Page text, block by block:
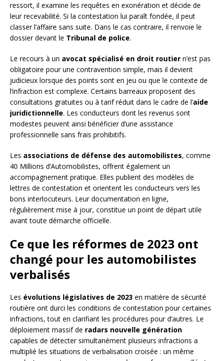
ressort, il examine les requêtes en exonération et décide de
leur recevabilité. Si la contestation lui paraît fondée, il peut
classer l’affaire sans suite. Dans le cas contraire, il renvoie le
dossier devant le Tribunal de police.
Le recours à un avocat spécialisé en droit routier n’est pas
obligatoire pour une contravention simple, mais il devient
judicieux lorsque des points sont en jeu ou que le contexte de
l’infraction est complexe. Certains barreaux proposent des
consultations gratuites ou à tarif réduit dans le cadre de l’aide
juridictionnelle. Les conducteurs dont les revenus sont
modestes peuvent ainsi bénéficier d’une assistance
professionnelle sans frais prohibitifs.
Les associations de défense des automobilistes, comme
40 Millions d’Automobilistes, offrent également un
accompagnement pratique. Elles publient des modèles de
lettres de contestation et orientent les conducteurs vers les
bons interlocuteurs. Leur documentation en ligne,
régulièrement mise à jour, constitue un point de départ utile
avant toute démarche officielle.
Ce que les réformes de 2023 ont
changé pour les automobilistes
verbalisés
Les évolutions législatives de 2023 en matière de sécurité
routière ont durci les conditions de contestation pour certaines
infractions, tout en clarifiant les procédures pour d’autres. Le
déploiement massif de radars nouvelle génération
capables de détecter simultanément plusieurs infractions a
multiplié les situations de verbalisation croisée : un même